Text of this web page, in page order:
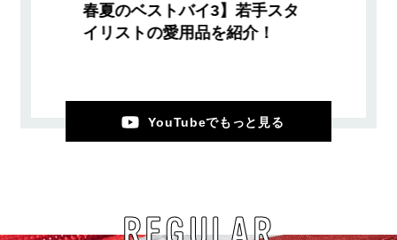
春夏のベストバイ3】若手スタ
イリストの愛用品を紹介！
YouTubeでもっと見る